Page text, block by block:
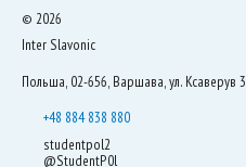
© 2026
Inter Slavonic
Польша, 02-656, Варшава, ул. Ксаверув 3
+48 884 838 880
studentpol2
@StudentP0l